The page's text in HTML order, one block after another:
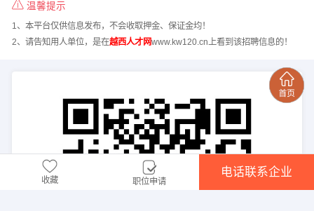
温馨提示
1、本平台仅供信息发布，不会收取押金、保证金均！
2、请告知用人单位，是在越西人才网www.kw120.cn上看到该招聘信息的！
收藏 职位申请
电话联系企业